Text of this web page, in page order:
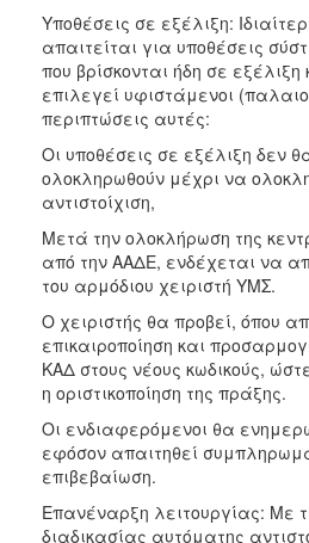
Υποθέσεις σε εξέλιξη:
απαιτείται για υποθέσεις
που βρίσκονται ήδη σε εξέλιξη
επιλεγεί υφιστάμενοι
περιπτώσεις αυτές:
Οι υποθέσεις σε εξέλιξη δεν
ολοκληρωθούν μέχρι να
αντιστοίχιση,
Μετά την ολοκλήρωση της
από την ΑΑΔΕ, ενδέχεται να
του αρμόδιου χειριστή ΥΜΣ.
Ο χειριστής θα προβεί, όπου
επικαιροποίηση και
ΚΑΔ στους νέους κωδικούς,
η οριστικοποίηση της πράξης.
Οι ενδιαφερόμενοι θα
εφόσον απαιτηθεί
επιβεβαίωση.
Επανέναρξη λειτουργίας: Με
διαδικασίας αυτόματης